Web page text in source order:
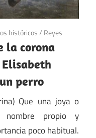
históricos/ Reyes
la corona
perro
Que una joya o
nombre propio y
poco habitual.